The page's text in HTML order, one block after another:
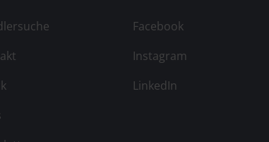
Facebook
Instagram
LinkedIn